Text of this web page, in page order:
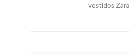
vestidos Zara